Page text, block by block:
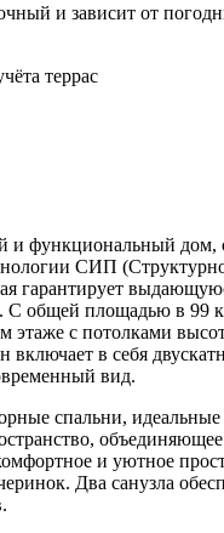
и зависит от
террас
функциональный дом,
СИП
гарантирует
С общей площадью в 99
этаже с потолками
включает в себя
вид.
спальни, идеальные
и уютное
Два санузла